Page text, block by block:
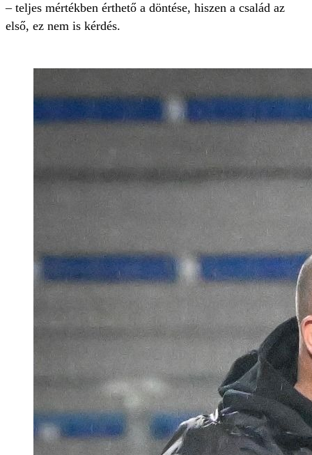
– teljes mértékben érthető a döntése, hiszen a család az
első, ez nem is kérdés.